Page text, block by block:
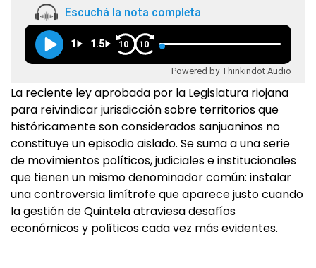
Escuchá la nota completa
1 1.5 10 10
Powered by Thinkindot Audio
La reciente ley aprobada por la Legislatura riojana
para reivindicar jurisdicción sobre territorios que
históricamente son considerados sanjuaninos no
constituye un episodio aislado. Se suma a una serie
de movimientos políticos, judiciales e institucionales
que tienen un mismo denominador común: instalar
una controversia limítrofe que aparece justo cuando
la gestión de Quintela atraviesa desafíos
económicos y políticos cada vez más evidentes.